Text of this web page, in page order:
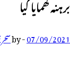
07/09/2021
-
by